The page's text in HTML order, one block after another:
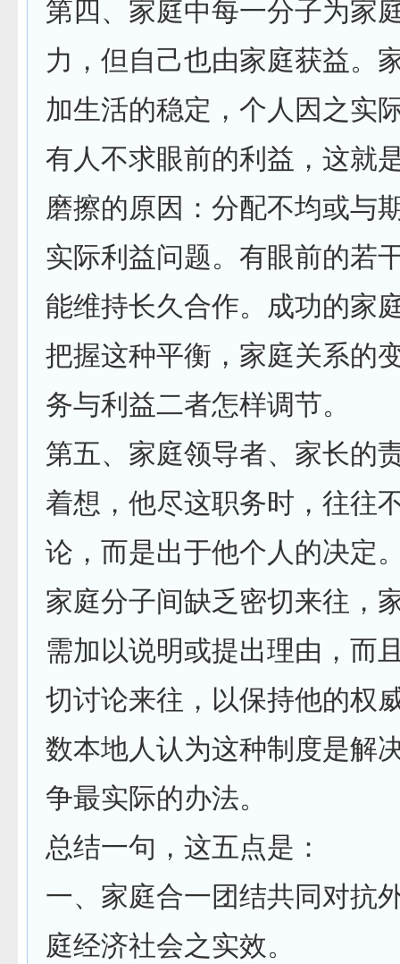
第四、家庭中每一分子为家
力，但自己也由家庭获益。
加生活的稳定，个人因之实
有人不求眼前的利益，这就
磨擦的原因：分配不均或与
实际利益问题。有眼前的若
能维持长久合作。成功的家
把握这种平衡，家庭关系的
务与利益二者怎样调节。
第五、家庭领导者、家长的
着想，他尽这职务时，往往
论，而是出于他个人的决定
家庭分子间缺乏密切来往，
需加以说明或提出理由，而
切讨论来往，以保持他的权
数本地人认为这种制度是解
争最实际的办法。
总结一句，这五点是：
一、家庭合一团结共同对抗
庭经济社会之实效。